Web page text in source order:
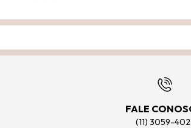
FALE
(11) 3059-